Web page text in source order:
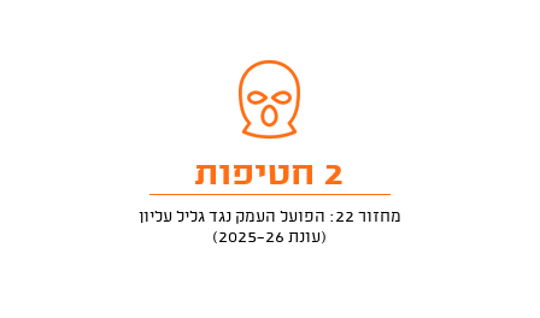
2 חטיפות
מחזור 22: הפועל העמק נגד גליל עליון
(עונת 2025-26)